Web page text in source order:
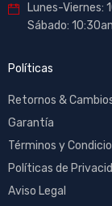
Lunes-Viernes:
Sábado:
Políticas
Retornos &
Garantía
Términos y
Políticas de
Aviso Legal